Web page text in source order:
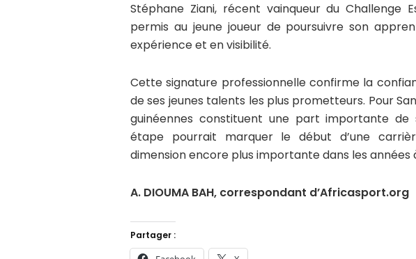
Stéphane Ziani, récent vainqueur du Challenge
permis au jeune joueur de poursuivre son
expérience et en visibilité.
Cette signature professionnelle confirme la
de ses jeunes talents les plus prometteurs. Pour
guinéennes constituent une part importante
étape pourrait marquer le début d’une
dimension encore plus importante dans les années
A. DIOUMA BAH, correspondant d’Africasport.org
Partager :